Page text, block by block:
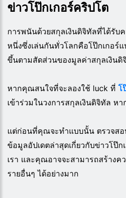
ข่าวโป๊กเกอร์คริปโต
การพนันด้วยสกุลเงินดิจิทัลที่ได้รับ
หนึ่งซึ่งเล่นกันทั่วโลกคือโป๊กเกอร์
ขึ้นตามสัดส่วนของมูลค่าสกุลเงินดิ
หากคุณสนใจที่จะลองใช้ luck ที่ โ
เข้าร่วมในวงการสกุลเงินดิจิทัล ห
แต่ก่อนที่คุณจะทำแบบนั้น ตรวจส
ข้อมูลอัปเดตล่าสุดเกี่ยวกับข่าวโป๊
เรา และคุณอาจจะสามารถสร้างค
รายอื่นๆ ได้อย่างมาก